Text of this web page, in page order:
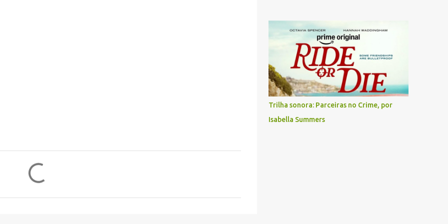
Trilha sonora: Parceiras no Crime, por
Isabella Summers